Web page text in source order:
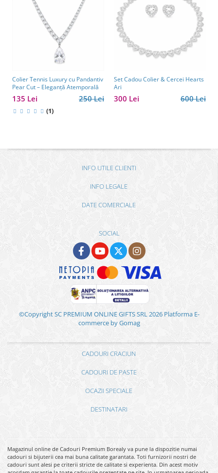
Colier Tennis Luxury cu Pandantiv
Pear Cut – Eleganță Atemporală
250 Lei
135 Lei
(1)
Set Cadou Colier & Cercei Hearts
Ari
600 Lei
300 Lei
INFO UTILE CLIENTI
INFO LEGALE
DATE COMERCIALE
SOCIAL
©Copyright SC PREMIUM ONLINE GIFTS SRL 2026 Platforma E-
commerce by Gomag
CADOURI CRACIUN
CADOURI DE PASTE
OCAZII SPECIALE
DESTINATARI
Magazinul online de Cadouri Premium Borealy va pune la dispozitie numai
cadouri si bijuterii cea mai buna calitate garantata. Toti furnizorii nostri de
cadouri sunt alesi pe criterii stricte de calitate si experienta. Din acest motiv